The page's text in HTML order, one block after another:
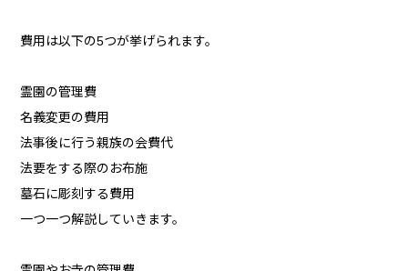
費用は以下の5つが挙げられます。
霊園の管理費
名義変更の費用
法事後に行う親族の会費代
法要をする際のお布施
墓石に彫刻する費用
一つ一つ解説していきます。